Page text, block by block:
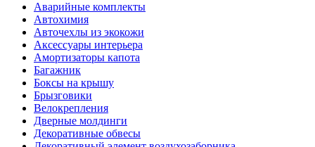
Аварийные комплекты
Автохимия
Авточехлы из экокожи
Аксессуары интерьера
Амортизаторы капота
Багажник
Боксы на крышу
Брызговики
Велокрепления
Дверные молдинги
Декоративные обвесы